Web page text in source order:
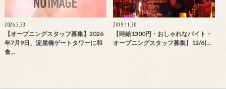
2026.5.23
【オープニングスタッフ募集】2026
年7月9日、淀屋橋ゲートタワーに和
食…
2019.11.30
【時給1300円・おしゃれなバイト・
オープニングスタッフ募集】12/6(…